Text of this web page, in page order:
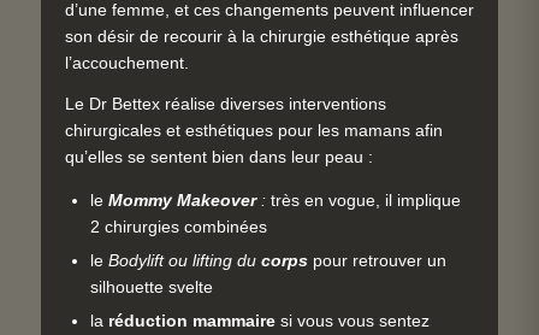
d’une femme, et ces changements peuvent influencer
son désir de recourir à la chirurgie esthétique après
l’accouchement.
Le Dr Bettex réalise diverses interventions
chirurgicales et esthétiques pour les mamans afin
qu’elles se sentent bien dans leur peau :
le Mommy Makeover: très en vogue, il implique
2 chirurgies combinées
le Bodylift ou lifting du corps pour retrouver un
silhouette svelte
la réduction mammairesi vous vous sentez